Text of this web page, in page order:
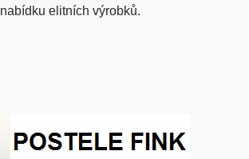
nabídku elitních výrobků.